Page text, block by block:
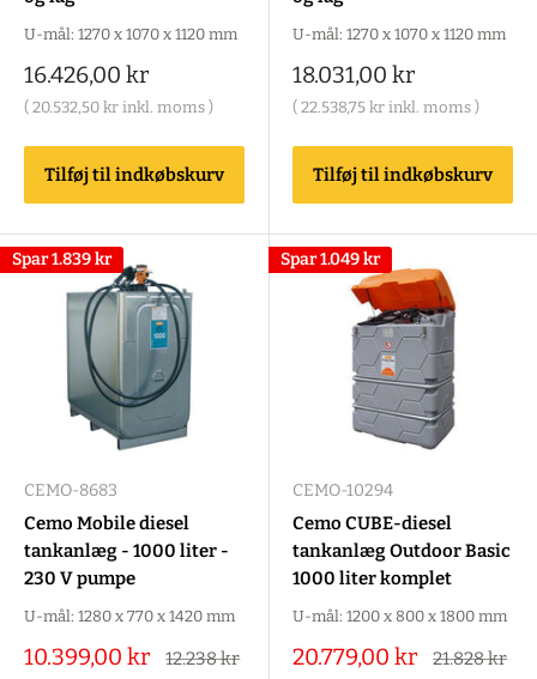
U-mål: 1270 x 1070 x 1120 mm
Salgspris
16.426,00 kr
( 20.532,50 kr inkl. moms )
Tilføj til indkøbskurv
U-mål: 1270 x 1070 x 1120 mm
Salgspris
18.031,00 kr
( 22.538,75 kr inkl. moms )
Tilføj til indkøbskurv
Spar1.839 kr
CEMO-8683
Cemo Mobile diesel
tankanlæg - 1000 liter -
230 V pumpe
U-mål: 1280 x 770 x 1420 mm
Salgspris
10.399,00 kr
Alm.
12.238 kr
Spar1.049 kr
CEMO-10294
Cemo CUBE-diesel
tankanlæg Outdoor Basic
1000 liter komplet
U-mål: 1200 x 800 x 1800 mm
Salgspris
20.779,00 kr
Alm.
21.828 kr